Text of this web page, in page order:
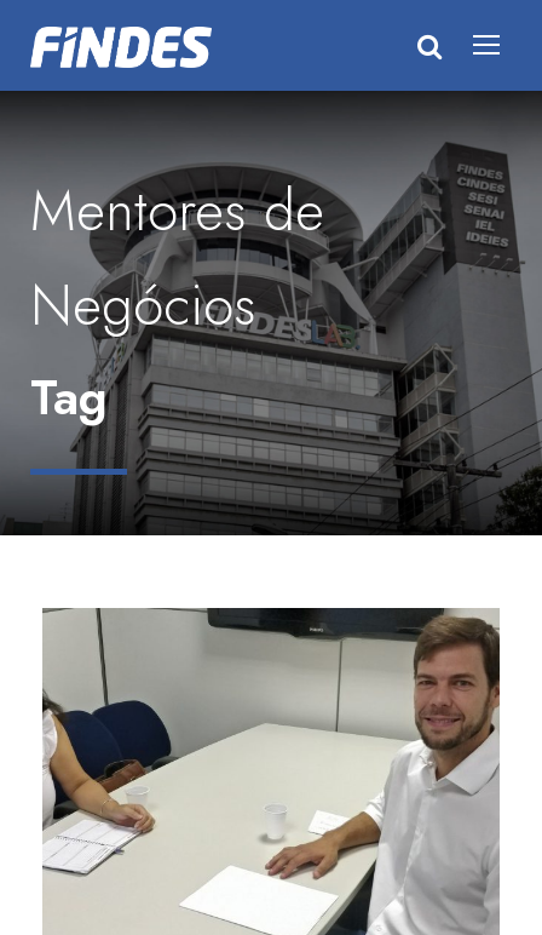
Mentores de
Negócios
Tag